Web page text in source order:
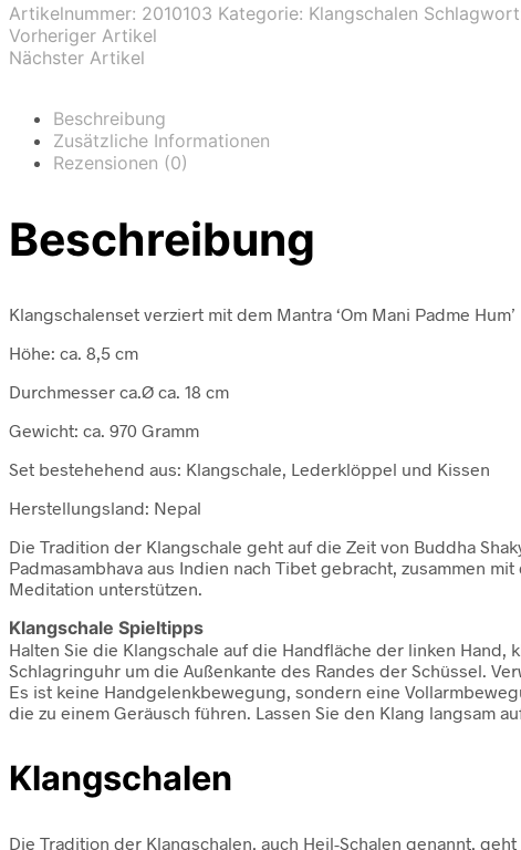
Artikelnummer: 2010103 Kategorie: Klangschalen
Vorheriger Artikel
Nächster Artikel
Beschreibung
Zusätzliche Informationen
Rezensionen (0)
Beschreibung
Klangschalenset verziert mit dem Mantra ‘Om Mani Padme Hum’
Höhe: ca. 8,5 cm
Durchmesser ca.Ø ca. 18 cm
Gewicht: ca. 970 Gramm
Set bestehehend aus: Klangschale, Lederklöppel und Kissen
Herstellungsland: Nepal
Die Tradition der Klangschale geht auf die Zeit von Buddha
Padmasambhava aus Indien nach Tibet gebracht, zusammen
Meditation unterstützen.
Klangschale Spieltipps
Halten Sie die Klangschale auf die Handfläche der linken
Schlagringuhr um die Außenkante des Randes der Schüssel.
Es ist keine Handgelenkbewegung, sondern eine
die zu einem Geräusch führen. Lassen Sie den Klang langsam
Klangschalen
Die Tradition der Klangschalen, auch Heil-Schalen genannt,